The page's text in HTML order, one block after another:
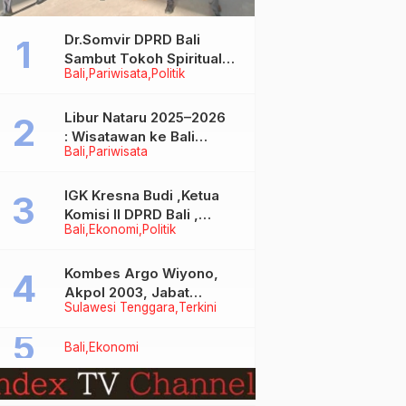
Bali Pariwisata Politik
Dr.Somvir DPRD Bali
Sambut Tokoh Spiritual
India Baba Bageshwar
Bali Pariwisata
Libur Nataru 2025–2026
: Wisatawan ke Bali
Meningkat, Isu Penurunan
Bali Ekonomi Politik
IGK Kresna Budi ,Ketua
Komisi II DPRD Bali ,
Angkat Bicara Soal
Bersubsidi Jenis Solar
Sulawesi Tenggara Terkini
Kombes Argo Wiyono,
Akpol 2003, Jabat
Dirlantas Polda Sultra
Bali Ekonomi